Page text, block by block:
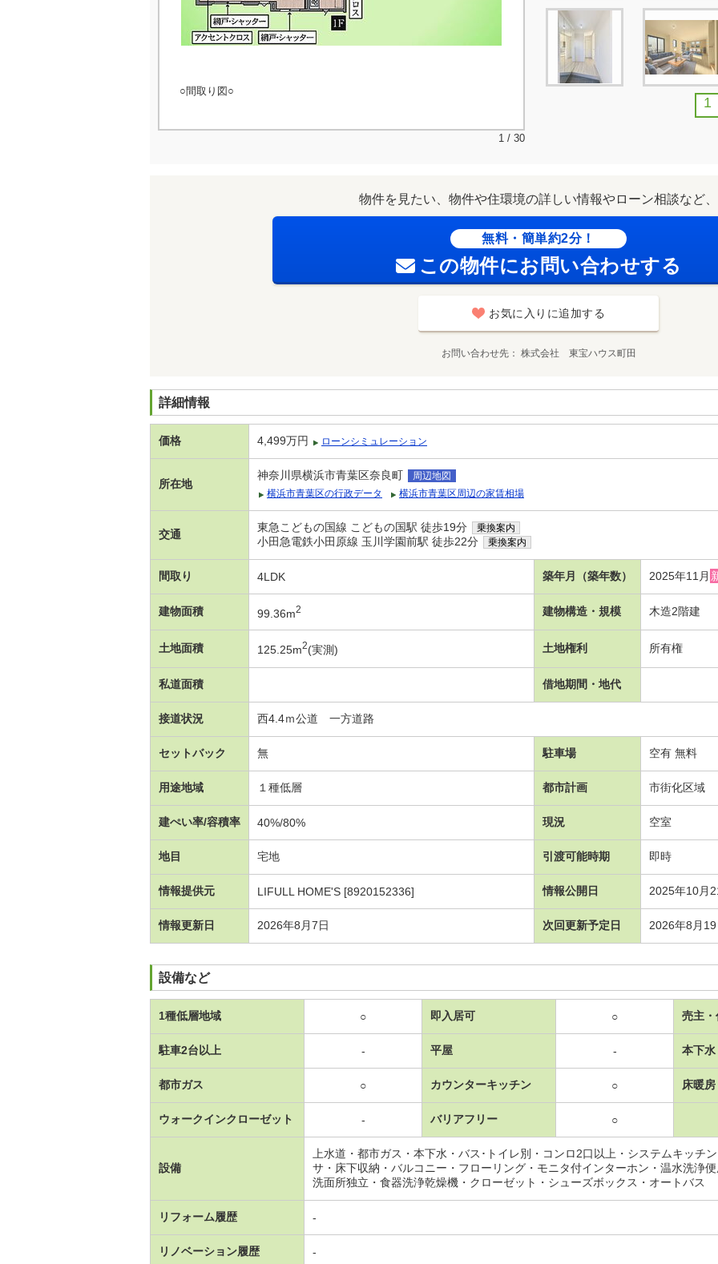
○間取り図○
1 / 30
1
物件を見たい、物件や住環境の詳しい情報やローン相談など、
無料・簡単約2分！
この物件にお問い合わせする
お気に入りに追加する
お問い合わせ先 株式会社 東宝ハウス町田
詳細情報
価格 4,499万円 ローンシミュレーション
所在地
神奈川県横浜市青葉区奈良町
周辺地図
横浜市青葉区の行政データ
横浜市青葉区周辺の家賃相場
交通
東急こどもの国線 こどもの国駅 徒歩19分 乗換案内
小田急電鉄小田原線 玉川学園前駅 徒歩22分 乗換案内
間取り 4LDK 築年月（築年数） 2025年11月
建物面積 99.36m2 建物構造・規模 木造2階建
土地面積 125.25m2(実測) 土地権利 所有権
私道面積 借地期間・地代
接道状況 西4.4ｍ公道 一方道路
セットバック 無 駐車場 空有 無料
用途地域 １種低層 都市計画 市街化区域
建ぺい率/容積率 40%/80% 現況 空室
地目 宅地 引渡可能時期 即時
情報提供元 LIFULL HOME'S [8920152336] 情報公開日 2025年10月
情報更新日 2026年8月7日 次回更新予定日 2026年8月
設備など
1種低層地域 ○ 即入居可 ○ 売主・
駐車2台以上 - 平屋 - 本下水
都市ガス ○ カウンターキッチン ○ 床暖房
ウォークインクローゼット - バリアフリー ○
設備
上水道・都市ガス・本下水・バス･トイレ別・コンロ2口以上・システムキッチ
サ・床下収納・バルコニー・フローリング・モニタ付インターホン・温水洗浄
洗面所独立・食器洗浄乾燥機・クローゼット・シューズボックス・オートバス
リフォーム履歴 -
リノベーション履歴 -